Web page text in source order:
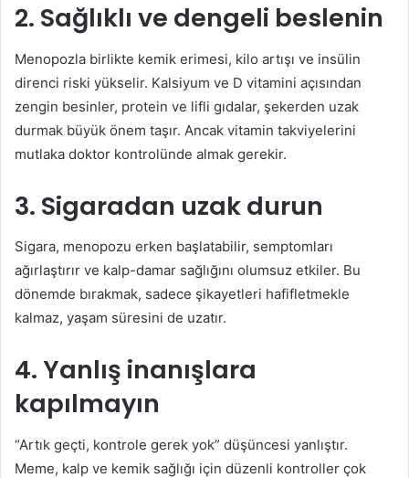
2. Sağlıklı ve dengeli beslenin
Menopozla birlikte kemik erimesi, kilo artışı ve insülin
direnci riski yükselir. Kalsiyum ve D vitamini açısından
zengin besinler, protein ve lifli gıdalar, şekerden uzak
durmak büyük önem taşır. Ancak vitamin takviyelerini
mutlaka doktor kontrolünde almak gerekir.
3. Sigaradan uzak durun
Sigara, menopozu erken başlatabilir, semptomları
ağırlaştırır ve kalp-damar sağlığını olumsuz etkiler. Bu
dönemde bırakmak, sadece şikayetleri hafifletmekle
kalmaz, yaşam süresini de uzatır.
4. Yanlış inanışlara
kapılmayın
“Artık geçti, kontrole gerek yok” düşüncesi yanlıştır.
Meme, kalp ve kemik sağlığı için düzenli kontroller çok